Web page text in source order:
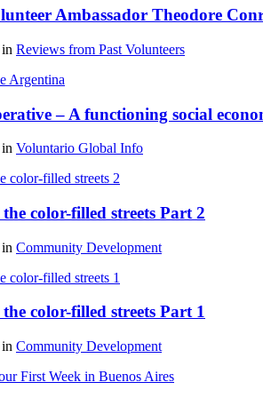
Ambassador Theodore
Reviews from Past Volunteers
– A functioning social
Voluntario Global Info
color-filled streets Part 2
Community Development
color-filled streets Part 1
Community Development